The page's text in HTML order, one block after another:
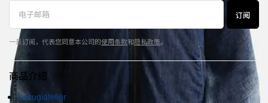
订阅
一旦订阅，代表您同意本公司的使用条款和隐私政策。
商品介绍
Lesugiatelier